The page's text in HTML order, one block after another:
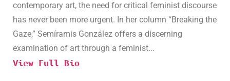
contemporary art, the need for critical feminist discourse
has never been more urgent. In her column “Breaking the
Gaze,” Semíramis González offers a discerning
examination of art through a feminist...
View Full Bio